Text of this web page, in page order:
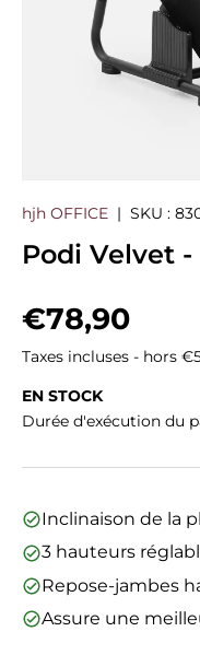
hjh OFFICE | SKU :
Podi Velvet
Prix
€78,90
Taxes incluses - hors
EN STOCK
Durée d'exécution du
Inclinaison de la
3 hauteurs
Repose-jambes
Assure une